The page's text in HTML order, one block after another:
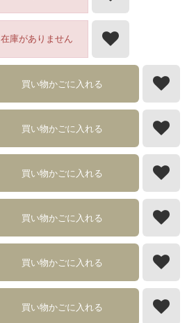
在庫がありません
買い物かごに入れる
買い物かごに入れる
買い物かごに入れる
買い物かごに入れる
買い物かごに入れる
買い物かごに入れる